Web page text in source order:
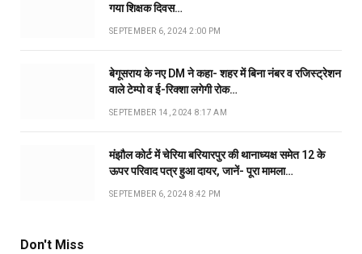
गया शिक्षक दिवस…
SEPTEMBER 6, 2024 2:00 PM
बेगूसराय के नए DM ने कहा- शहर में बिना नंबर व रजिस्ट्रेशन
वाले टेम्पो व ई-रिक्शा लगेगी रोक…
SEPTEMBER 14, 2024 8:17 AM
मंझौल कोर्ट में चेरिया बरियारपुर की थानाध्यक्ष समेत 12 के
ऊपर परिवाद पत्र हुआ दायर, जानें- पूरा मामला…
SEPTEMBER 6, 2024 8:42 PM
Don't Miss